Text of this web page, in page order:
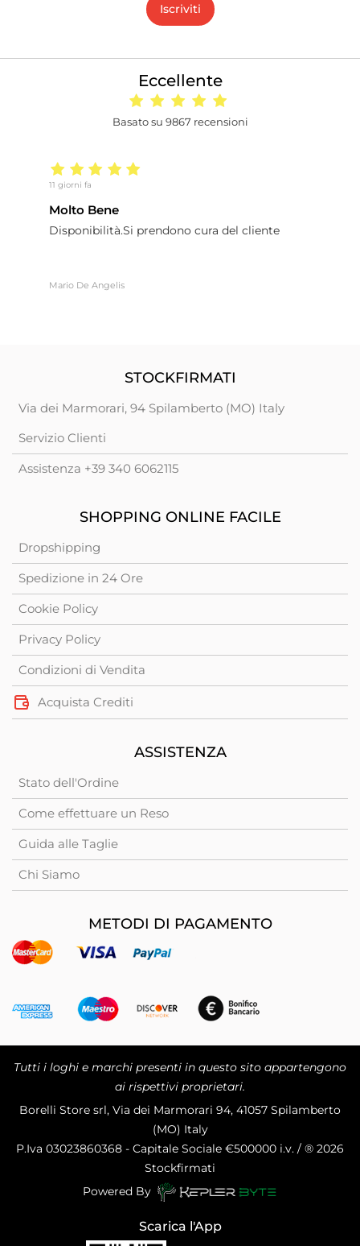
Iscriviti
Eccellente
Basato su 9867 recensioni
11 giorni fa
Molto Bene
Disponibilità.Si prendono cura del cliente
Mario De Angelis
STOCKFIRMATI
Via dei Marmorari, 94 Spilamberto (MO) Italy
Servizio Clienti
Assistenza +39 340 6062115
SHOPPING ONLINE FACILE
Dropshipping
Spedizione in 24 Ore
Cookie Policy
Privacy Policy
Condizioni di Vendita
Acquista Crediti
ASSISTENZA
Stato dell'Ordine
Come effettuare un Reso
Guida alle Taglie
Chi Siamo
METODI DI PAGAMENTO
Tutti i loghi e marchi presenti in questo sito appartengono
ai rispettivi proprietari.
Borelli Store srl, Via dei Marmorari 94, 41057 Spilamberto
(MO) Italy
P.Iva 03023860368 - Capitale Sociale €500000 i.v. / ® 2026
Stockfirmati
Powered By
Scarica l'App